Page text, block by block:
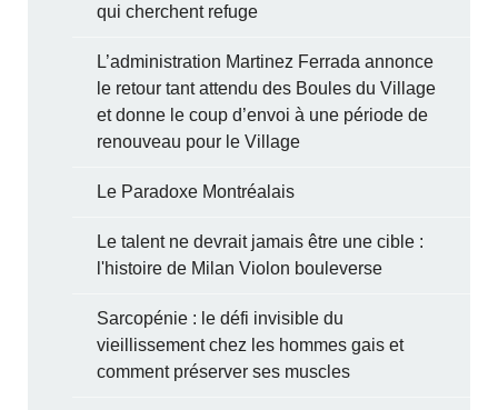
qui cherchent refuge
L’administration Martinez Ferrada annonce
le retour tant attendu des Boules du Village
et donne le coup d’envoi à une période de
renouveau pour le Village
Le Paradoxe Montréalais
Le talent ne devrait jamais être une cible :
l'histoire de Milan Violon bouleverse
Sarcopénie : le défi invisible du
vieillissement chez les hommes gais et
comment préserver ses muscles